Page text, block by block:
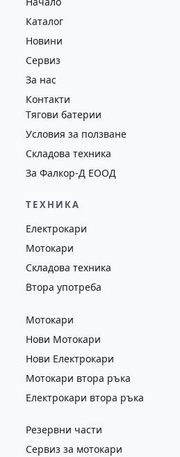
Каталог
Новини
Сервиз
За нас
Контакти
Тягови батерии
Условия за ползване
Складова техника
За Фалкор-Д ЕООД
ТЕХНИКА
Електрокари
Мотокари
Складова техника
Втора употреба
Мотокари
Нови Мотокари
Нови Електрокари
Мотокари втора ръка
Електрокари втора ръка
Резервни части
Сервиз за мотокари